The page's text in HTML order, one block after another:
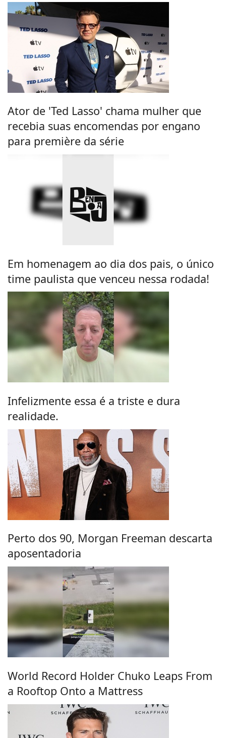
Ator de 'Ted Lasso' chama mulher que
recebia suas encomendas por engano
para première da série
Em homenagem ao dia dos pais, o único
time paulista que venceu nessa rodada!
Infelizmente essa é a triste e dura
realidade.
Perto dos 90, Morgan Freeman descarta
aposentadoria
World Record Holder Chuko Leaps From
a Rooftop Onto a Mattress